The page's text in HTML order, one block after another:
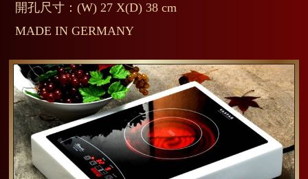
開孔尺寸：(W) 27 X(D) 38 cm
MADE IN GERMANY